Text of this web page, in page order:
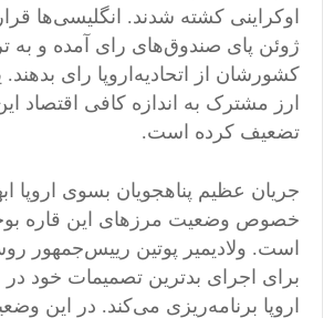
اوکراینی کشته شدند. انگلیسی‌ها
ژوئن پای صندوق‌های رای آمده و به
کشورشان از اتحادیه‌اروپا رای بدهند.
ارز مشترک به اندازه کافی اقتصاد
تضعیف کرده است.
جریان عظیم پناهجویان بسوی اروپا
خصوص وضعیت مرزهای این قاره
است. ولادیمیر پوتین رییس‌جمهور
برای اجرای بدترین تصمیمات خود در
اروپا برنامه‌ریزی می‌کند. در این